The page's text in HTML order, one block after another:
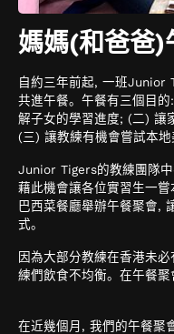
媽媽(和爸爸)
自約三年前起, 一班Junior
共進午餐。午餐有三個目
解子女的學習進度; (二) 讓
(三) 讓教練有機會嘗試本
Junior Tigers的教練團隊
藉此機會讓各位實習生一
巴西菜餐廳舉辦午餐聚會,
式。
因為大部分教練在香港未
練們飲食不均衡。在午餐聚
在近幾個月, 我們的午餐聚